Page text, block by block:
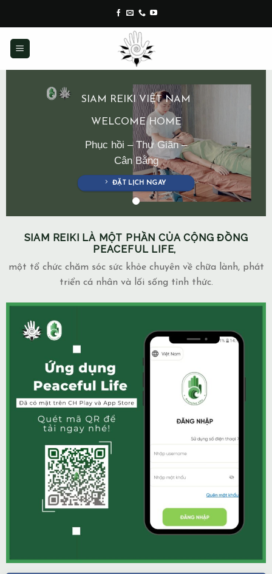
content
SIAM REIKI VIỆT NAM
WELCOME HOME
Phục hồi – Thư Giãn –
Cân Bằng
ĐẶT LỊCH NGAY
SIAM REIKI LÀ MỘT PHẦN CỦA CỘNG ĐỒNG
PEACEFUL LIFE,
một tổ chức chăm sóc sức khỏe chuyên về chữa lành, phát
triển cá nhân và lối sống tỉnh thức.